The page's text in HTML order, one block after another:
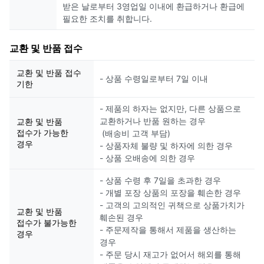
받은 날로부터 3영업일 이내에 환급하거나 환급에
필요한 조치를 취합니다.
교환 및 반품 접수
교환 및 반품 접수
기한
- 상품 수령일로부터 7일 이내
교환 및 반품
접수가 가능한
경우
- 제품의 하자는 없지만, 다른 상품으로
교환하거나 반품 원하는 경우
(배송비 고객 부담)
- 상품자체 불량 및 하자에 의한 경우
- 상품 오배송에 의한 경우
교환 및 반품
접수가 불가능한
경우
- 상품 수령 후 7일을 초과한 경우
- 개별 포장 상품의 포장을 훼손한 경우
- 고객의 고의적인 귀책으로 상품가치가
훼손된 경우
- 주문제작을 통해서 제품을 생산하는
경우
- 주문 당시 재고가 없어서 해외를 통해